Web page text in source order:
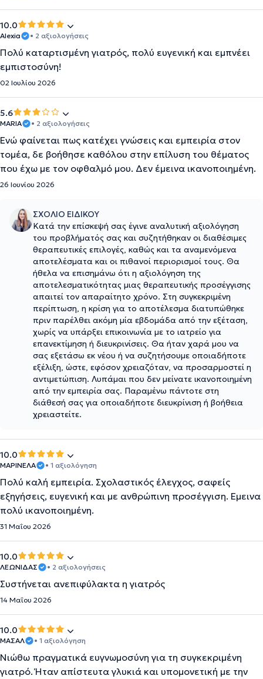
10.0
Alexia • 2 αξιολογήσεις
Πολύ καταρτισμένη γιατρός, πολύ ευγενική και εμπνέει
εμπιστοσύνη!
02 Ιουλίου 2026
5.6
MARIA • 2 αξιολογήσεις
Ενώ φαίνεται πως κατέχει γνώσεις και εμπειρία στον
τομέα, δε βοήθησε καθόλου στην επίλυση του θέματος
που έχω με τον οφθαλμό μου. Δεν έμεινα ικανοποιημένη.
26 Ιουνίου 2026
ΣΧΟΛΙΟ ΕΙΔΙΚΟΥ
Κατά την επίσκεψή σας έγινε αναλυτική αξιολόγηση
του προβλήματός σας και συζητήθηκαν οι διαθέσιμες
θεραπευτικές επιλογές, καθώς και τα αναμενόμενα
αποτελέσματα και οι πιθανοί περιορισμοί τους. Θα
ήθελα να επισημάνω ότι η αξιολόγηση της
αποτελεσματικότητας μιας θεραπευτικής προσέγγισης
απαιτεί τον απαραίτητο χρόνο. Στη συγκεκριμένη
περίπτωση, η κρίση για το αποτέλεσμα διατυπώθηκε
πριν παρέλθει ακόμη μία εβδομάδα από την εξέταση,
χωρίς να υπάρξει επικοινωνία με το ιατρείο για
επανεκτίμηση ή διευκρινίσεις. Θα ήταν χαρά μου να
σας εξετάσω εκ νέου ή να συζητήσουμε οποιαδήποτε
εξέλιξη, ώστε, εφόσον χρειαζόταν, να προσαρμοστεί η
αντιμετώπιση. Λυπάμαι που δεν μείνατε ικανοποιημένη
από την εμπειρία σας. Παραμένω πάντοτε στη
διάθεσή σας για οποιαδήποτε διευκρίνιση ή βοήθεια
χρειαστείτε.
10.0
ΜΑΡΙΝΕΛΑ • 1 αξιολόγηση
Πολύ καλή εμπειρία. Σχολαστικός έλεγχος, σαφείς
εξηγήσεις, ευγενική και με ανθρώπινη προσέγγιση. Εμεινα
πολύ ικανοποιημένη.
31 Μαΐου 2026
10.0
ΛΕΩΝΙΔΑΣ • 2 αξιολογήσεις
Συστήνεται ανεπιφύλακτα η γιατρός
14 Μαΐου 2026
10.0
ΜΑΣΑΛ • 1 αξιολόγηση
Νιώθω πραγματικά ευγνωμοσύνη για τη συγκεκριμένη
γιατρό. Ήταν απίστευτα γλυκιά και υπομονετική με την